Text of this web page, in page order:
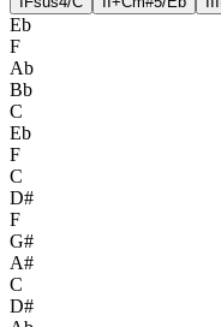
Eb
F
Ab
Bb
C
Eb
F
C
D#
F
G#
A#
C
D#